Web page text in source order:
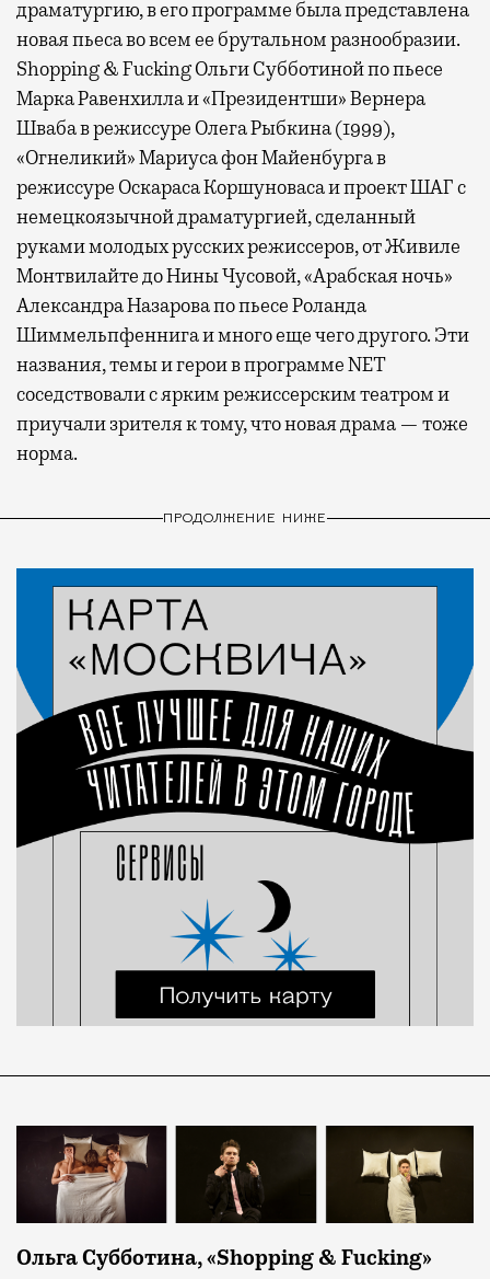
драматургию, в его программе была представлена
новая пьеса во всем ее брутальном разнообразии.
Shopping & Fucking Ольги Субботиной по пьесе
Марка Равенхилла и «Президентши» Вернера
Шваба в режиссуре Олега Рыбкина (1999),
«Огнеликий» Мариуса фон Майенбурга в
режиссуре Оскараса Коршуноваса и проект ШАГ с
немецкоязычной драматургией, сделанный
руками молодых русских режиссеров, от Живиле
Монтвилайте до Нины Чусовой, «Арабская ночь»
Александра Назарова по пьесе Роланда
Шиммельпфеннига и много еще чего другого. Эти
названия, темы и герои в программе NET
соседствовали с ярким режиссерским театром и
приучали зрителя к тому, что новая драма — тоже
норма.
ПРОДОЛЖЕНИЕ НИЖЕ
Ольга Субботина, «Shopping & Fucking»